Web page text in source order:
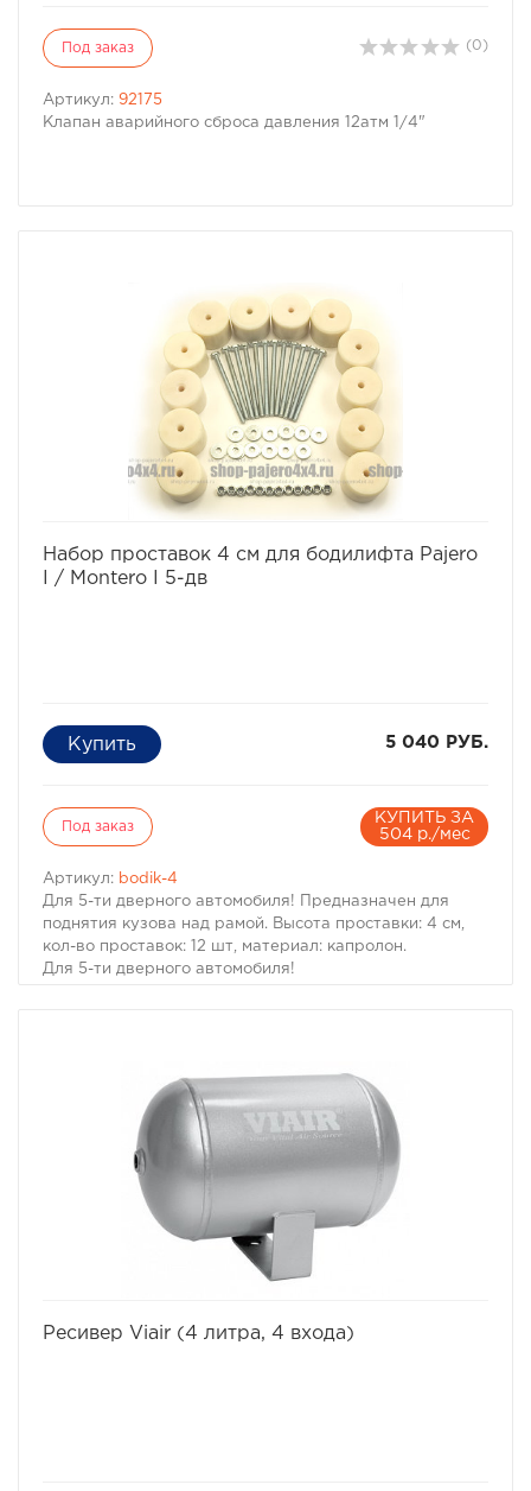
Под заказ (0)
Артикул: 92175
Клапан аварийного сброса давления 12атм 1/4"
Набор проставок 4 см для бодилифта Pajero
I / Montero I 5-дв
5 040 РУБ.
Под заказ
КУПИТЬ ЗА
504 р./мес
Артикул: bodik-4
Для 5-ти дверного автомобиля! Предназначен для
поднятия кузова над рамой. Высота проставки: 4 см,
кол-во проставок: 12 шт, материал: капролон.
Для 5-ти дверного автомобиля!
условиях офф-роуд.
В комплект проставок для бодилифта Pajero I / Montero
I входят сами проставки, а также болты, гайки и шайбы
для крепления.
Характеристики Комплекта проставок для бодилифта
Pajero I / Montero I:
· Высота проставки: 4 см
· Кол-во проставок: 12 шт
Ресивер Viair (4 литра, 4 входа)